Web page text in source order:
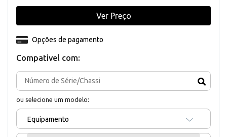
Compativel com:
ou selecione um modelo:
Equipamento
Opções de pagamento
Ver Preço